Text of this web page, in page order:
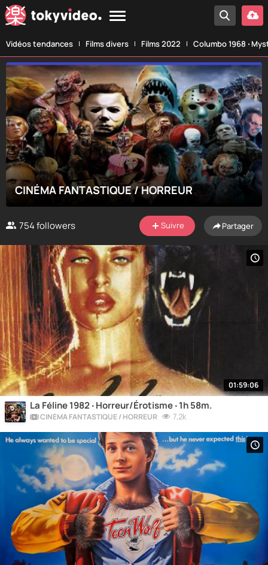
Vidéos tendances Films divers Films 2022 Columbo 1968 ‧
CINÉMA FANTASTIQUE / HORREUR
754followers Suivre Partager
01:59:06
La Féline 1982 ‧ Horreur/Érotisme ‧ 1h 58m.
CINÉMA FANTASTIQUE / HORREUR 7,2k